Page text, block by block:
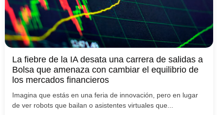
La fiebre de la IA desata una carrera de salidas a
Bolsa que amenaza con cambiar el equilibrio de
los mercados financieros
Imagina que estás en una feria de innovación, pero en lugar
de ver robots que bailan o asistentes virtuales que...